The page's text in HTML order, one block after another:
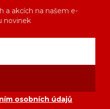
a akcích na našem e-
novinek
osobních údajů